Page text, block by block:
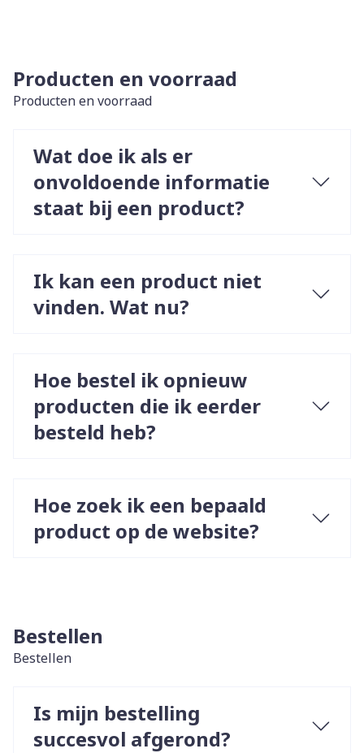
Producten en voorraad
Producten en voorraad
Wat doe ik als er
onvoldoende informatie
staat bij een product?
Ik kan een product niet
vinden. Wat nu?
Hoe bestel ik opnieuw
producten die ik eerder
besteld heb?
Hoe zoek ik een bepaald
product op de website?
Bestellen
Bestellen
Is mijn bestelling
succesvol afgerond?